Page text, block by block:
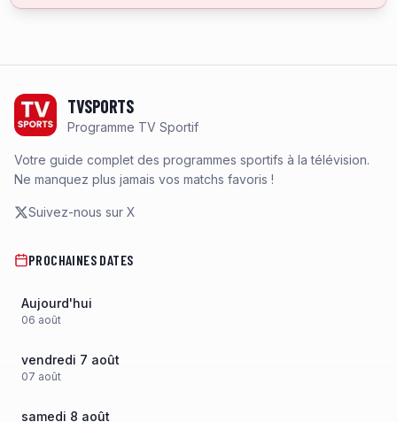
TVSPORTS
Programme TV Sportif
Votre guide complet des programmes sportifs à la télévision.
Ne manquez plus jamais vos matchs favoris !
Suivez-nous sur X
PROCHAINES DATES
Aujourd'hui
06 août
vendredi 7 août
07 août
samedi 8 août